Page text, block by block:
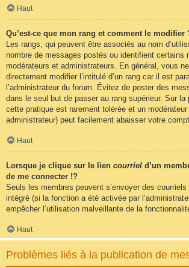
Haut
Qu’est-ce que mon rang et comment le modifier
Les rangs, qui peuvent être associés au nom
nombre de messages postés ou identifient certains
modérateurs et administrateurs. En général, vous
directement modifier l’intitulé d’un rang car il est
l’administrateur du forum. Évitez de poster des
dans le seul but de passer au rang supérieur. Sur la
cette pratique est rarement tolérée et un modérateur
administrateur) peut facilement abaisser votre
Haut
Lorsque je clique sur le lien courriel d’un
de me connecter !?
Seuls les membres peuvent s’envoyer des
intégré (si la fonction a été activée par
empêcher l’utilisation malveillante de la
Haut
Problèmes liés à la publication de